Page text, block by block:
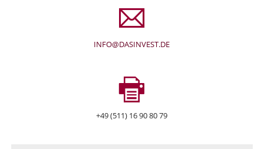
INFO@DASINVEST.DE
+49 (511) 16 90 80 79